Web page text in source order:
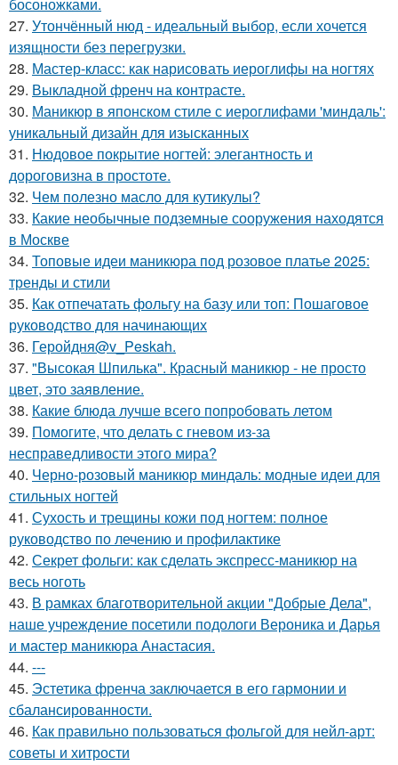
27. Утончённый нюд - идеальный выбор, если хочется
изящности без перегрузки.
28. Мастер-класс: как нарисовать иероглифы на ногтях
29. Выкладной френч на контрасте.
30. Маникюр в японском стиле с иероглифами 'миндаль':
уникальный дизайн для изысканных
31. Нюдовое покрытие ногтей: элегантность и
дороговизна в простоте.
32. Чем полезно масло для кутикулы?
33. Какие необычные подземные сооружения находятся
в Москве
34. Топовые идеи маникюра под розовое платье 2025:
тренды и стили
35. Как отпечатать фольгу на базу или топ: Пошаговое
руководство для начинающих
36. Геройдня@v_Peskah.
37. "Высокая Шпилька". Красный маникюр - не просто
цвет, это заявление.
38. Какие блюда лучше всего попробовать летом
39. Помогите, что делать с гневом из-за
несправедливости этого мира?
40. Черно-розовый маникюр миндаль: модные идеи для
стильных ногтей
41. Сухость и трещины кожи под ногтем: полное
руководство по лечению и профилактике
42. Секрет фольги: как сделать экспресс-маникюр на
весь ноготь
43. В рамках благотворительной акции "Добрые Дела",
наше учреждение посетили подологи Вероника и Дарья
и мастер маникюра Анастасия.
44. ---
45. Эстетика френча заключается в его гармонии и
сбалансированности.
46. Как правильно пользоваться фольгой для нейл-арт:
советы и хитрости